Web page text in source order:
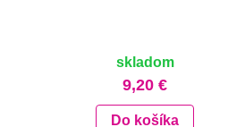
skladom
9,20 €
Do košíka